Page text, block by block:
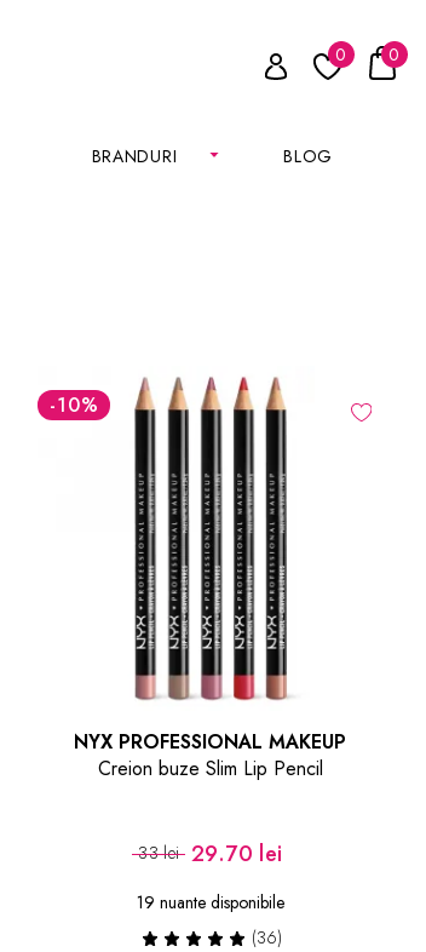
0 0
BRANDURI BLOG
-10%
NYX PROFESSIONAL MAKEUP
Creion buze Slim Lip Pencil
33 lei 29.70 lei
19 nuante disponibile
(36)